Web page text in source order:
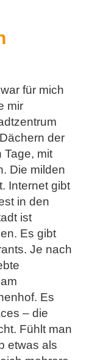
für mich
mir
der
Tage, mit
Die milden
Internet gibt
in den
ist
Es gibt
Je nach
Es
– die
Fühlt man
etwas als